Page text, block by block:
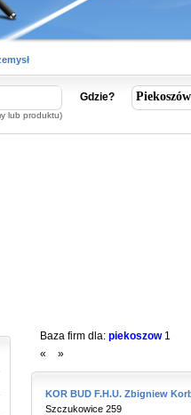
lub produktu)
Gdzie?
Baza firm dla: piekoszow 1
«
»
KOR BUD F.H.U. Zbigniew
Szczukowice 259